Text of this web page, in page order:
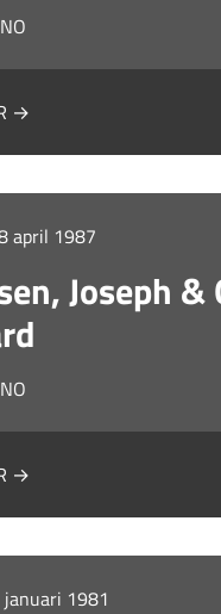
→
april 1987
Joseph &
→
1981